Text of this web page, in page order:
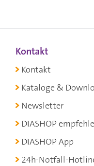
Kontakt
Kontakt
Kataloge &
Newsletter
DIASHOP
DIASHOP App
24h-Notfall-